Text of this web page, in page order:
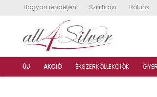
Hogyan rendeljen Szállítási Rólunk
ÚJ AKCIÓ ÉKSZERKOLLEKCIÓK